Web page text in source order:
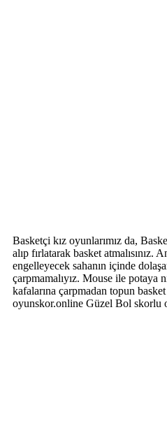
Basketçi kız oyunlarımız da,
alıp fırlatarak basket atmalısınız.
engelleyecek sahanın içinde
çarpmamalıyız. Mouse ile potaya
kafalarına çarpmadan topun basket
oyunskor.online Güzel Bol